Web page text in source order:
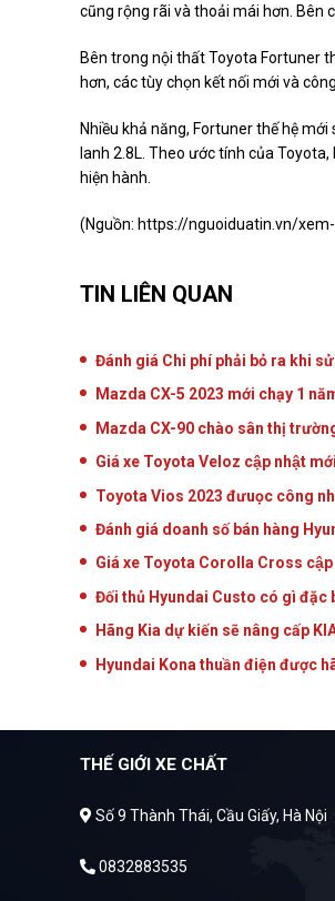
cũng rộng rãi và thoải mái hơn. Bên
Bên trong nội thất Toyota Fortuner
hơn, các tùy chọn kết nối mới và
Nhiều khả năng, Fortuner thế hệ
lanh 2.8L. Theo ước tính của
hiện hành.
(Nguồn: https://nguoiduatin.vn/
TIN LIÊN QUAN
Đánh giá Chi phí phải bỏ ra khi
Mazda CX-5 2023 mới chạy 1
Mazda CX-90 chào sân thị
Giá xe Toyota Veloz cập nhật
Toyota Vios 2023 đưuọc công
Đánh giá doanh số bán hàng
Giá xe Toyota Corolla Cross
Đối thủ Hyundai Custo có gì đặc
Hãng Kia dự kiến sẽ nâng cấp
Hyundai Kona thuần điện được
THẾ GIỚI XE CHẤT
Số 9 Thành Thái, Cầu Giấy, Hà Nội
0832883535